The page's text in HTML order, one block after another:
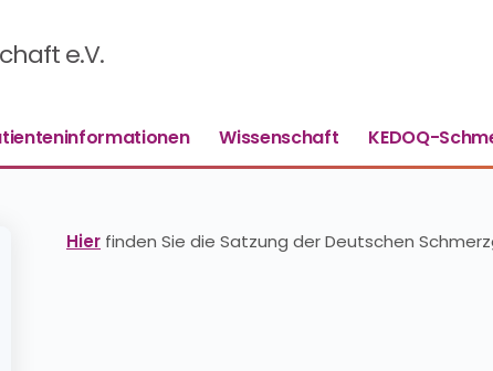
e.V.
Wissenschaft KEDOQ-
Hier finden Sie die Satzung der Deutschen